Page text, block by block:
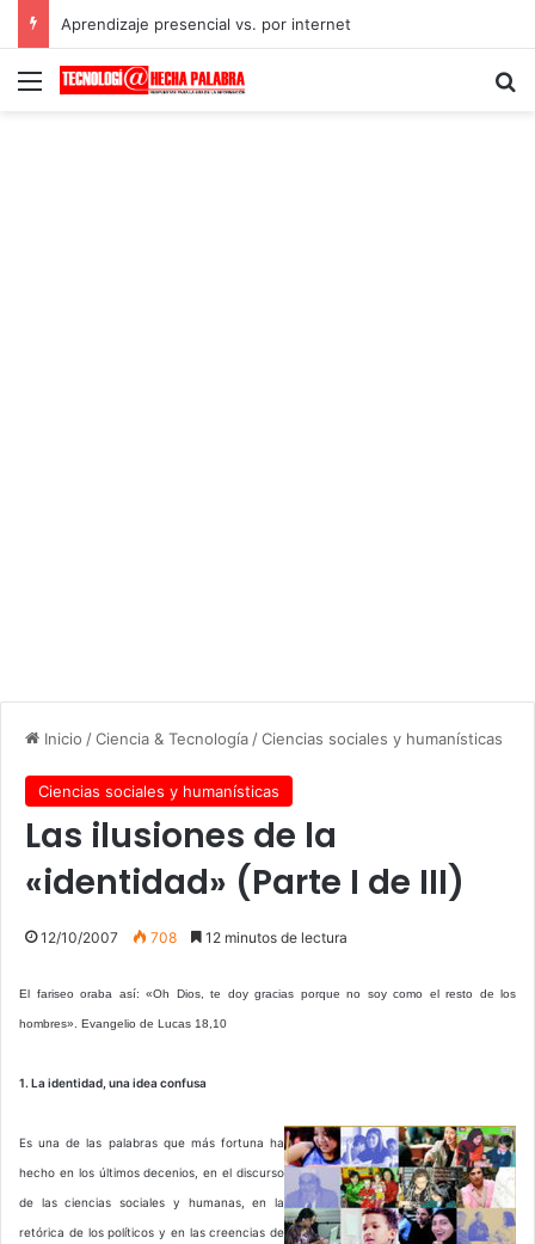
Aprendizaje presencial vs. por internet
Menú
Inicio /Ciencia & Tecnología /Ciencias sociales y humanísticas
Ciencias sociales y humanísticas
Las ilusiones de la
«identidad» (Parte I de III)
12/10/2007 708 12 minutos de lectura
El fariseo oraba así: «Oh Dios, te doy gracias porque no soy como el resto de los
hombres». Evangelio de Lucas 18,10
1. La identidad, una idea confusa
Es una de las palabras que más fortuna ha
hecho en los últimos decenios, en el discurso
de las ciencias sociales y humanas, en la
retórica de los políticos y en las creencias de